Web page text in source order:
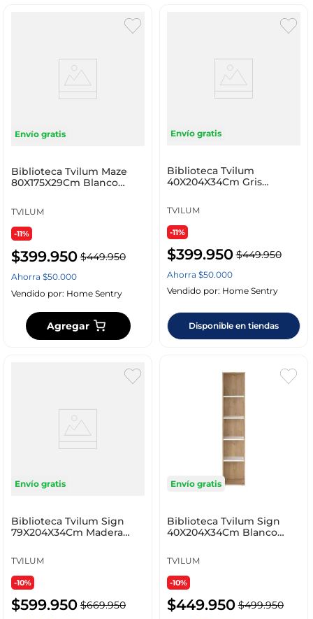
Envío gratis
Biblioteca Tvilum Maze
80X175X29Cm Blanco
TVILUM
-11%
$399.950 $449.950
Ahorra $50.000
Vendido por: Home Sentry
Agregar
Envío gratis
Biblioteca Tvilum
40X204X34Cm Gris
TVILUM
-11%
$399.950 $449.950
Ahorra $50.000
Vendido por: Home Sentry
Disponible en tiendas
Envío gratis
Biblioteca Tvilum Sign
79X204X34Cm Madera
TVILUM
-10%
$599.950 $669.950
Envío gratis
Biblioteca Tvilum Sign
40X204X34Cm Blanco
TVILUM
-10%
$449.950 $499.950